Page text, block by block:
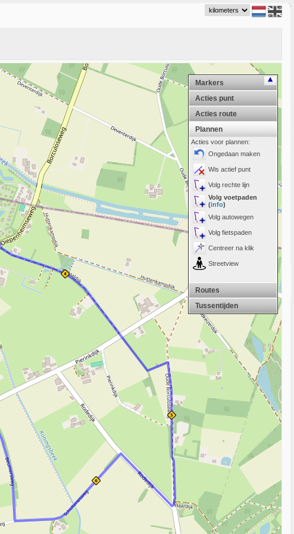
Markers
Acties punt
Acties route
Plannen
Acties voor plannen:
Ongedaan maken
Wis actief punt
Volg rechte lijn
Volg voetpaden
(info)
Volg autowegen
Volg fietspaden
Centreer na klik
Streetview
Routes
Tussentijden